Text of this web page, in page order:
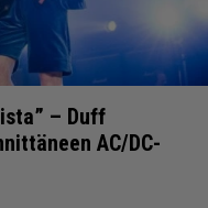
– Duff
AC/DC-